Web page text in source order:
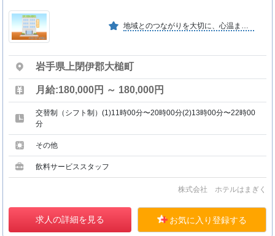
地域とのつながりを大切に、心温まるおもてなしを。 挑戦を歓迎し、仲間と共に成長できる環境を整え、 前向きで活気ある会社を目指します。
岩手県上閉伊郡大槌町
月給:180,000円 ～ 180,000円
交替制（シフト制）(1)11時00分〜20時00分(2)13時00分〜22時00
分
その他
飲料サービススタッフ
株式会社 ホテルはまぎく
求人の詳細を見る お気に入り登録する